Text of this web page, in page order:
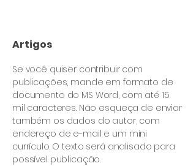
Artigos
Se você quiser contribuir com
publicações, mande em formato de
documento do MS Word, com até 15
mil caracteres. Não esqueça de enviar
também os dados do autor, com
endereço de e-mail e um mini
currículo. O texto será analisado para
possível publicação.